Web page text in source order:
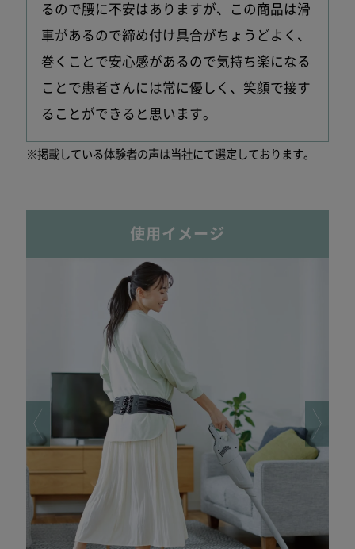
るので腰に不安はありますが、この商品は滑
車があるので締め付け具合がちょうどよく、
巻くことで安心感があるので気持ち楽になる
ことで患者さんには常に優しく、笑顔で接す
ることができると思います。
※掲載している体験者の声は当社にて選定しております。
使用イメージ